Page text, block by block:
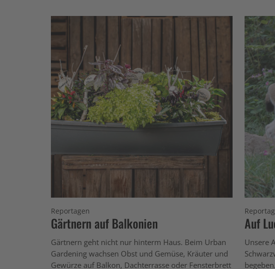
Reportagen
Gärtnern auf Balkonien
Gärtnern geht nicht nur hinterm Haus. Beim Urban
Gardening wachsen Obst und Gemüse, Kräuter und
Gewürze auf Balkon, Dachterrasse oder Fensterbrett
Auf
Unsere